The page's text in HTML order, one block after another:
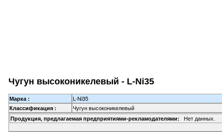
Чугун высоконикелевый - L-Ni35
Марка : L-Ni35
Классификация : Чугун высоконикелевый
Продукция, предлагаемая предприятиями-рекламодателями: Нет данных.